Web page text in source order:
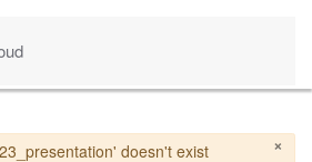
×
doesn't exist